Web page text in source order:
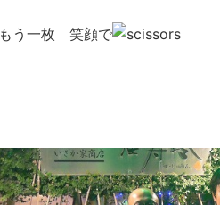
もう一枚 笑顔で